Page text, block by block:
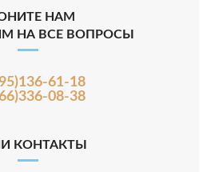
НАМ
НА ВСЕ ВОПРОСЫ
61-18
08-38
КОНТАКТЫ